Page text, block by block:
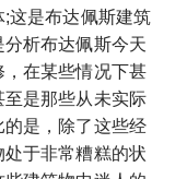
这是布达佩斯建筑
析布达佩斯今天
在某些情况下甚
是那些从未实际
是，除了这些经
于非常糟糕的状